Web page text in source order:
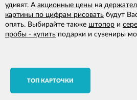
удивят. А акционные цены на
картины по цифрам рисовать будут
опять. Выбирайте также штопор и
пробы - купить подарки и сувениры
TОП КАРТОЧКИ